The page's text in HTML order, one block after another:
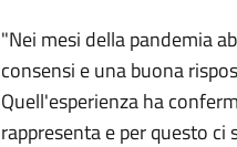
"Nei mesi della pandemia
consensi e una buona
Quell'esperienza ha
rappresenta e per questo